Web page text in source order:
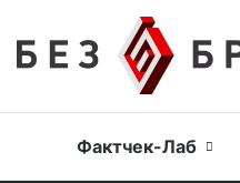
Головна
Фактчек-Лаб